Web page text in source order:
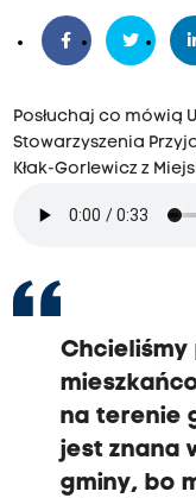
Posłuchaj co mówią
Stowarzyszenia
Kłak-Gorlewicz z
Chcieliśmy
na terenie
jest znana
gminy, bo